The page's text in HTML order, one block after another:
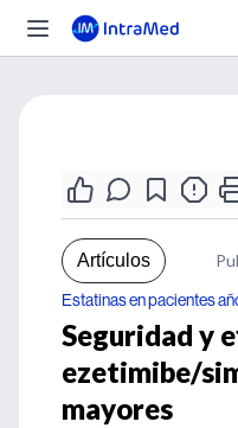
Artículos
Estatinas en pacientes
Seguridad y
ezetimibe/
mayores